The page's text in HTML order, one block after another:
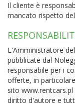
Il cliente è
mancato rispetto
L'Amministratore
pubblicate dal
responsabile per i
offerte, in
sito
diritto d'autore e